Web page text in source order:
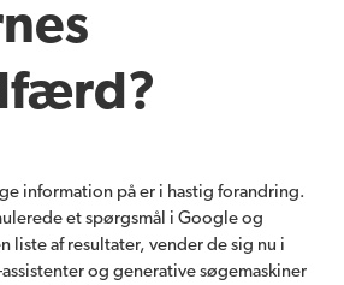
information på er i hastig forandring.
et spørgsmål i Google og
liste af resultater, vender de sig nu i
og generative søgemaskiner